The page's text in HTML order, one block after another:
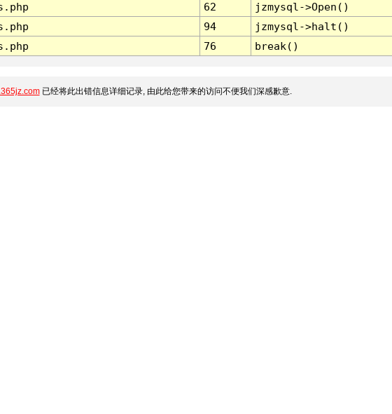
62
jzmysql->Open()
94
jzmysql->halt()
76 break()
已经将此出错信息详细记录, 由此给您带来的访问不便我们深感歉意.